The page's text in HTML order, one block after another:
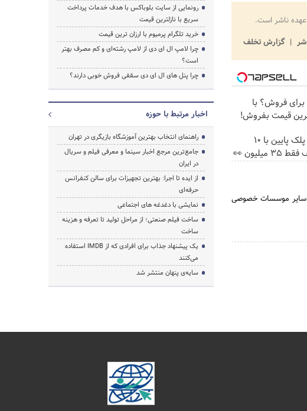
ناشر است.
گزارش تخلف
داری برای فروش؟ با
قیمت بفروش!
بلفاروپلاستی پلک پایین با ۱۰
👀
در کنار سایر موسسات خصوصی
رونمایی از سایت بلوباکس با هدف خدمات پرداخت
سریع با نازلترین قیمت
خرید تلگرام پرمیوم با ارزان ترین قیمت
چرا لامپ ال ای دی از لامپ رشته‌ای و کم مصرف بهتر
است؟
چرا پنل های ال ای دی سقفی فروش خوبی دارند؟
اخبار مرتبط با حوزه
راهنمای انتخاب بهترین آموزشگاه بازیگری در تهران
جامع‌ترین مرجع اخبار سینما و معرفی فیلم و سریال
در ایران
از ایده تا اجرا: بهترین تجهیزات برای سالن کنفرانس
حرفه‌ای
نمایشی با دغدغه های اجتماعی
ساخت فیلم صنعتی؛ از مراحل تولید تا تعرفه و هزینه
ساخت
یک پیشنهاد جذاب برای افرادی که از IMDB استفاده
می‌کنند
سایه‌ی پنهان منتشر شد